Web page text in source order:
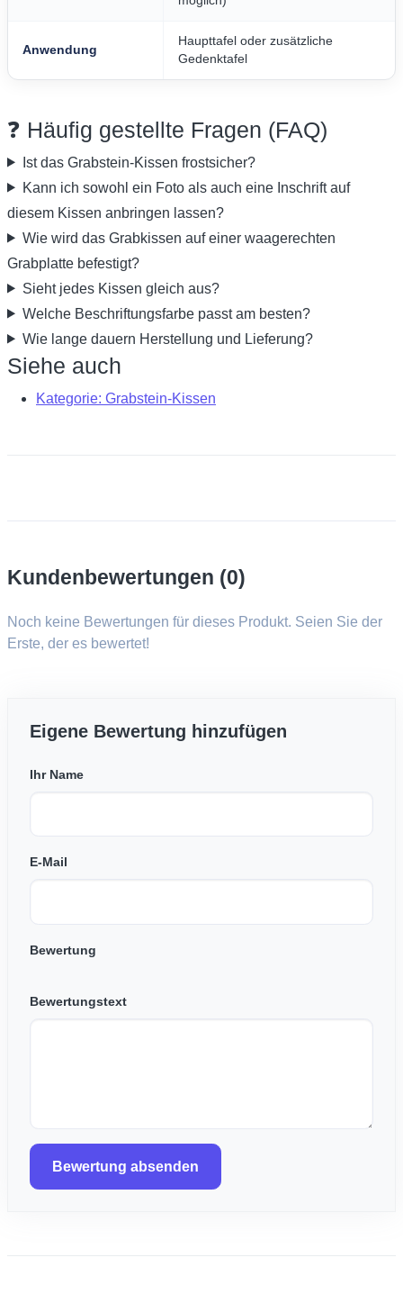
Anwendung
Haupttafel oder zusätzliche
Gedenktafel
❓ Häufig gestellte Fragen (FAQ)
Ist das Grabstein-Kissen frostsicher?
Kann ich sowohl ein Foto als auch eine Inschrift auf
diesem Kissen anbringen lassen?
Wie wird das Grabkissen auf einer waagerechten
Grabplatte befestigt?
Sieht jedes Kissen gleich aus?
Welche Beschriftungsfarbe passt am besten?
Wie lange dauern Herstellung und Lieferung?
Siehe auch
Kategorie: Grabstein-Kissen
Kundenbewertungen (0)
Noch keine Bewertungen für dieses Produkt. Seien Sie der
Erste, der es bewertet!
Eigene Bewertung hinzufügen
Ihr Name
E-Mail
Bewertung
Bewertungstext
Bewertung absenden